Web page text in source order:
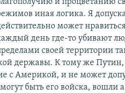
иная логика. Я
может
день где-то убивают
своей территории
державы. К тому же Путин,
с Америкой, и не может
быть его войска,